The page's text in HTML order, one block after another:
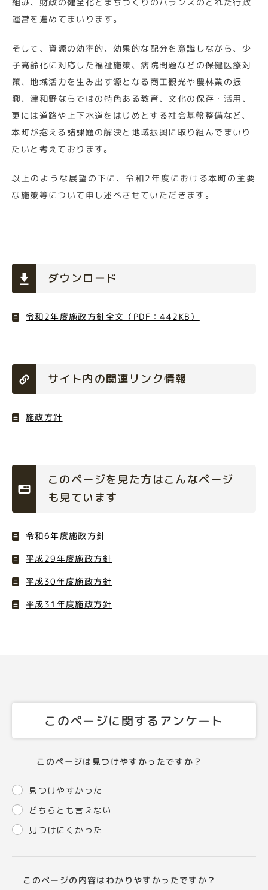
運営を進めてまいります。
そして、資源の効率的、効果的な配分を意識しながら、少
子高齢化に対応した福祉施策、病院問題などの保健医療対
策、地域活力を生み出す源となる商工観光や農林業の振
興、津和野ならではの特色ある教育、文化の保存・活用、
更には道路や上下水道をはじめとする社会基盤整備など、
本町が抱える諸課題の解決と地域振興に取り組んでまいり
たいと考えております。
以上のような展望の下に、令和2年度における本町の主要
な施策等について申し述べさせていただきます。
ダウンロード
令和2年度施政方針全文（PDF：442KB）
サイト内の関連リンク情報
施政方針
このページを見た方はこんなページ
も見ています
令和6年度施政方針
平成29年度施政方針
平成30年度施政方針
平成31年度施政方針
このページに関するアンケート
このページは見つけやすかったですか？
見つけやすかった
どちらとも言えない
見つけにくかった
このページの内容はわかりやすかったですか？